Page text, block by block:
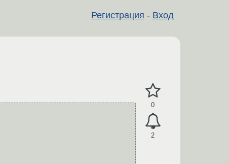
Регистрация - Вход
0
2